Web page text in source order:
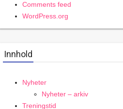
Comments feed
WordPress.org
Innhold
Nyheter
Nyheter – arkiv
Treningstid